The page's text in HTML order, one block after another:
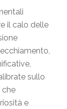
il calo delle
sullo
che
e